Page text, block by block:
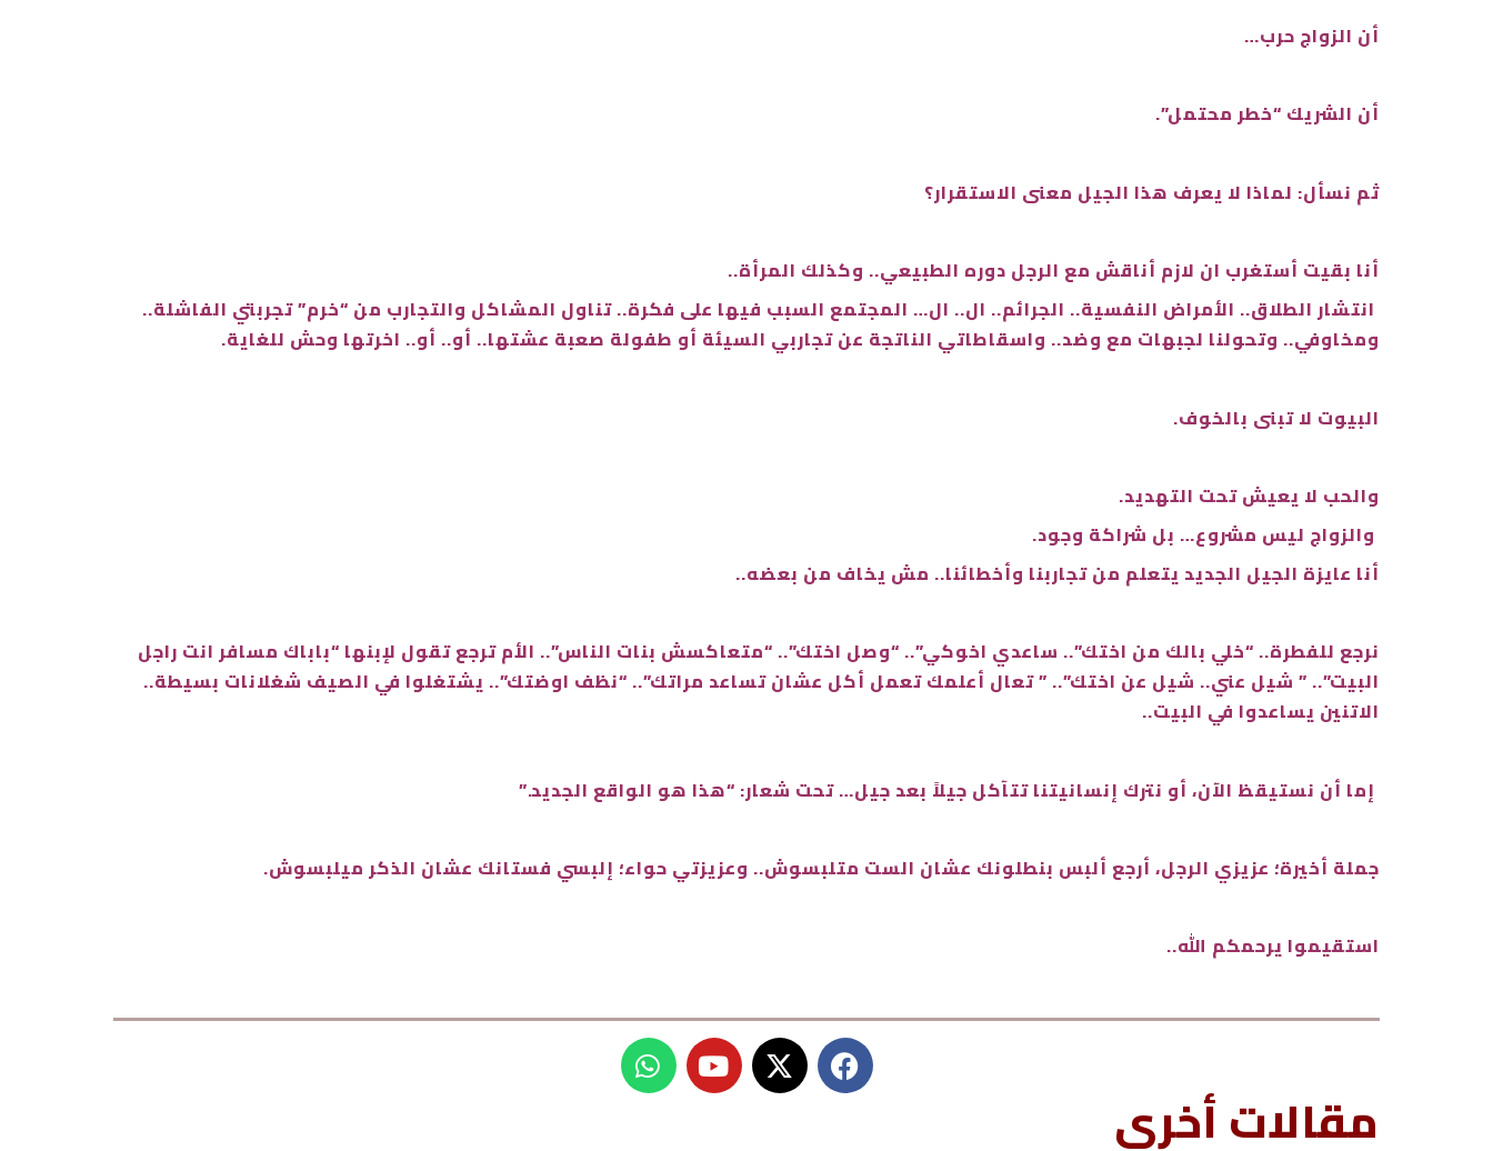
أن الزواج حرب…
أن الشريك “خطر محتمل”.
ثم نسأل: لماذا لا يعرف هذا الجيل معنى الاستقرار؟
أنا بقيت أستغرب ان لازم أناقش مع الرجل دوره الطبيعي.. وكذلك المرأة..
انتشار الطلاق.. الأمراض النفسية.. الجرائم.. ال.. ال… المجتمع السبب فيها على فكرة.. تناول المشاكل والتجارب من “خرم” تجربتي الفاشلة..
ومخاوفي.. وتحولنا لجبهات مع وضد.. واسقاطاتي الناتجة عن تجاربي السيئة أو طفولة صعبة عشتها.. أو.. أو.. اخرتها وحش للغاية.
البيوت لا تبنى بالخوف.
والحب لا يعيش تحت التهديد.
والزواج ليس مشروع… بل شراكة وجود.
أنا عايزة الجيل الجديد يتعلم من تجاربنا وأخطائنا.. مش يخاف من بعضه..
نرجع للفطرة.. “خلي بالك من اختك”.. ساعدي اخوكي”.. “وصل اختك”.. “متعاكسش بنات الناس”.. الأم ترجع تقول لإبنها “باباك مسافر انت راجل
البيت”.. ” شيل عني.. شيل عن اختك”.. ” تعال أعلمك تعمل أكل عشان تساعد مراتك”.. “نظف اوضتك”.. يشتغلوا في الصيف شغلانات بسيطة..
الاتنين يساعدوا في البيت..
إما أن نستيقظ الآن، أو نترك إنسانيتنا تتآكل جيلاً بعد جيل… تحت شعار: “هذا هو الواقع الجديد.”
جملة أخيرة؛ عزيزي الرجل، أرجع ألبس بنطلونك عشان الست متلبسوش.. وعزيزتي حواء؛ إلبسي فستانك عشان الذكر ميلبسوش.
استقيموا يرحمكم الله..
F
a
c
X
-
t
Y
o
u
W
h
a مقالات أخرى